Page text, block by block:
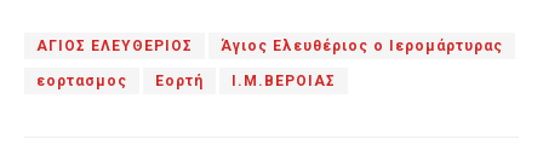
ΑΓΙΟΣ ΕΛΕΥΘΕΡΙΟΣ Άγιος Ελευθέριος ο Ιερομάρτυρας
εορτασμος Εορτή Ι.Μ.ΒΕΡΟΙΑΣ